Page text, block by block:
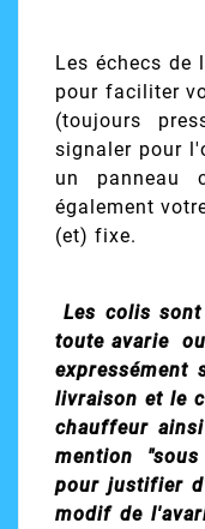
Les échecs de
pour faciliter
(toujours
signaler pour
un panneau
également
(et) fixe.
Les colis
toute avarie
expressément
livraison et le
chauffeur
mention
pour justifier
modif de